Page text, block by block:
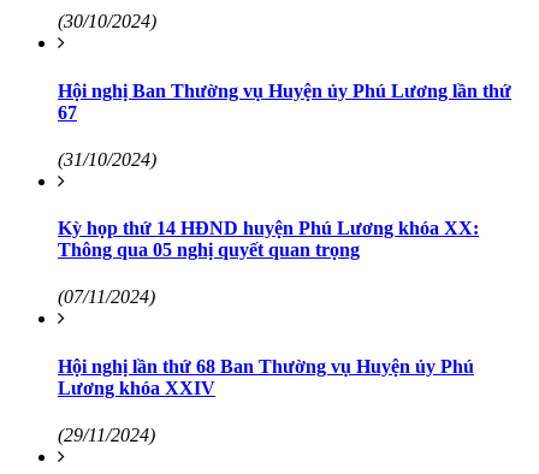
(30/10/2024)
Hội nghị Ban Thường vụ Huyện ủy Phú Lương lần thứ
67
(31/10/2024)
Kỳ họp thứ 14 HĐND huyện Phú Lương khóa XX:
Thông qua 05 nghị quyết quan trọng
(07/11/2024)
Hội nghị lần thứ 68 Ban Thường vụ Huyện ủy Phú
Lương khóa XXIV
(29/11/2024)